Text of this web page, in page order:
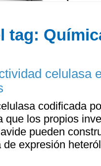
tag:
celulasa
codificada
que los propios
pueden
expresión